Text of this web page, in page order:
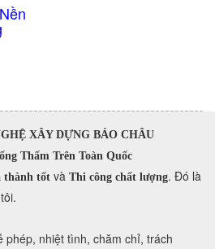
XÂY DỰNG BẢO CHÂU
Thấm Trên Toàn Quốc
thành tốt và Thi công chất lượng. Đó là
phép, nhiệt tình, chăm chỉ, trách